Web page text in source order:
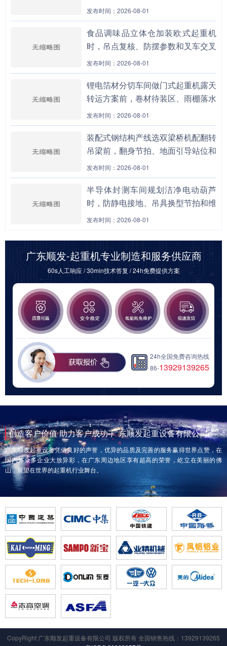
上人路径为什么要先做边界包？
发布时间：2026-08-01
食品调味品立体仓加装欧式起重机
时，吊点复核、防摆参数和叉车交叉
通道为什么不能分开设计？
发布时间：2026-08-01
锂电箔材分切车间做门式起重机露天
转运方案前，卷材待装区、雨棚落水
线和夹轨器保养责任为什么要先拉
通？
发布时间：2026-08-01
装配式钢结构产线选双梁桥机配翻转
吊梁前，翻身节拍、地面引导站位和
模具暂存窗口为何必须同表评估？
发布时间：2026-08-01
半导体封测车间规划洁净电动葫芦
时，防静电接地、吊具换型节拍和维
保隔离窗口为什么要一起前置核算？
发布时间：2026-08-01
广东顺发-起重机专业制造和服务供应商
60s人工响应 / 30min技术答复 / 24h免费提供方案
24h全国免费咨询热线
86-13929139265
创造客户价值 助力客户成功-广东顺发起重设备有限公司
广东顺发起重设备凭借良好的声誉，优异的品质及完善的服务赢得世界点赞，在
国内外众多企业大放异彩，在广东周边地区享有超高的荣誉，屹立在美丽的佛
山，展望在世界的起重机行业舞台。
CopyRight 广东顺发起重设备有限公司 版权所有 全国销售热线：13929139265